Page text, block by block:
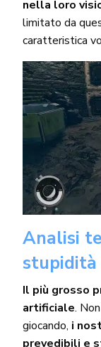
nella loro
limitato da
caratteristica
Analisi
Il più grosso
artificiale.
giocando, i
prevedibili e